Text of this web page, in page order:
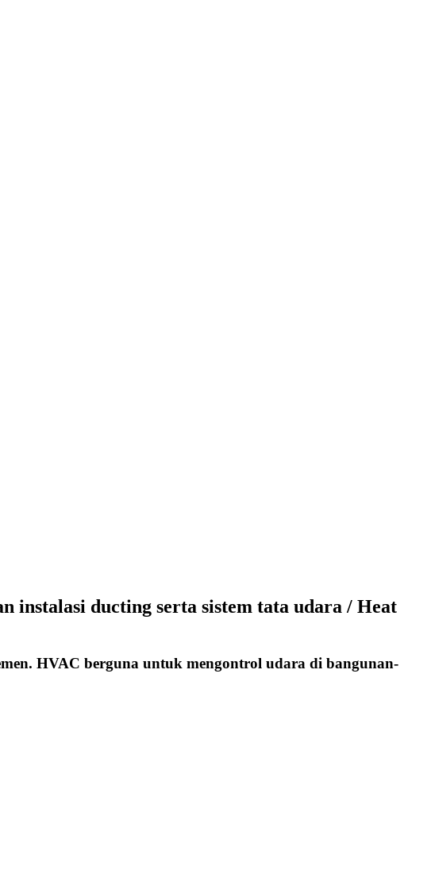
instalasi ducting serta sistem tata udara / Heat
HVAC berguna untuk mengontrol udara di bangunan-